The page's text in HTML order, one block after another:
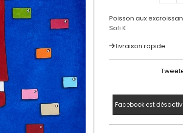
Poisson aux
Sofi K.
livraison rapide
Facebook est